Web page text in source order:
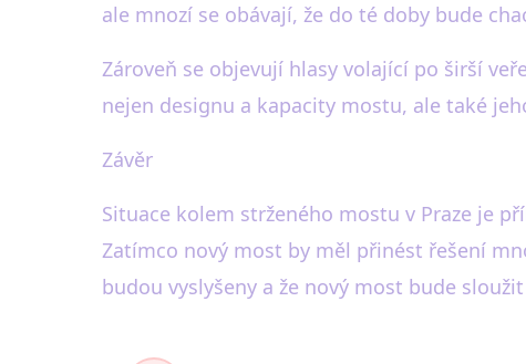
ale mnozí se obávají, že do té doby bude
Zároveň se objevují hlasy volající po širší
nejen designu a kapacity mostu, ale také
Závěr
Situace kolem strženého mostu v Praze je
Zatímco nový most by měl přinést řešení
budou vyslyšeny a že nový most bude